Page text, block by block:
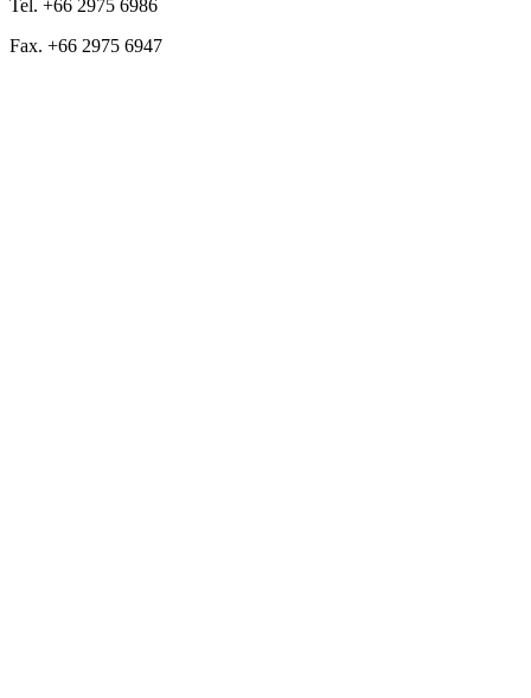
Tel. +66 2975 6986
Fax. +66 2975 6947